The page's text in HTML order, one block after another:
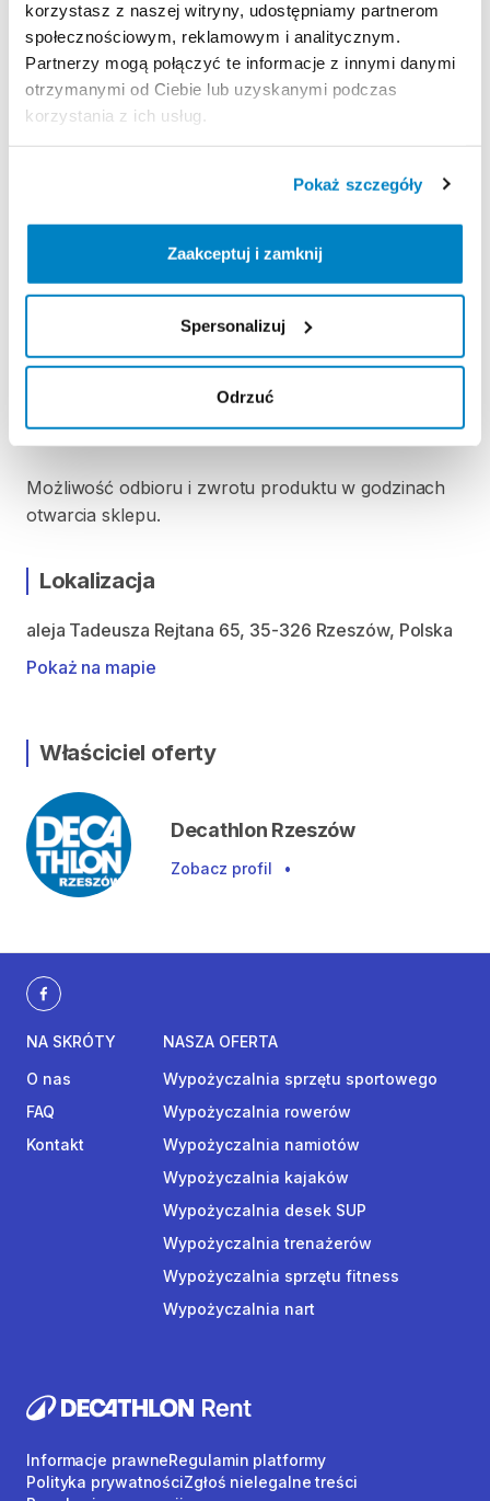
korzystasz z naszej witryny, udostępniamy partnerom
społecznościowym, reklamowym i analitycznym.
Partnerzy mogą połączyć te informacje z innymi danymi
otrzymanymi od Ciebie lub uzyskanymi podczas
korzystania z ich usług.
Pokaż szczegóły
Zaakceptuj i zamknij
Spersonalizuj
Odrzuć
KAUCJA
Nie pobieramy kaucji za wypożyczenie tego
produktu
ODBIÓR I ZWROT SPRZĘTU
Poniedziałek: 10:00 - 21:00
Wtorek: 10:00 - 21:00
Środa: 10:00 - 21:00
Czwartek: 10:00 - 21:00
Niedziela handlowa: 10:00 - 20:00
Możliwość odbioru i zwrotu produktu w godzinach
otwarcia sklepu.
Lokalizacja
aleja Tadeusza Rejtana 65, 35-326 Rzeszów, Polska
Pokaż na mapie
Właściciel oferty
Decathlon Rzeszów
Zobacz profil •
NA SKRÓTY
O nas
FAQ
Kontakt
NASZA OFERTA
Wypożyczalnia sprzętu sportowego
Wypożyczalnia rowerów
Wypożyczalnia namiotów
Wypożyczalnia kajaków
Wypożyczalnia desek SUP
Wypożyczalnia trenażerów
Wypożyczalnia sprzętu fitness
Wypożyczalnia nart
Informacje prawneRegulamin platformy
Polityka prywatnościZgłoś nielegalne treści